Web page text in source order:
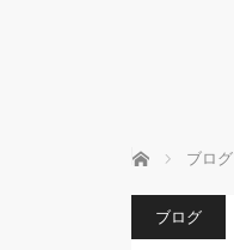
ホーム ブログ
ブログ